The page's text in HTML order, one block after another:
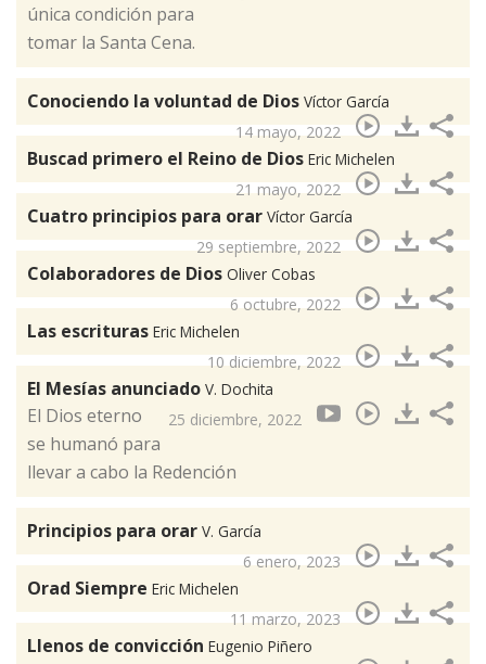
única condición para
tomar la Santa Cena.
Conociendo la voluntad de Dios Víctor García
14 mayo, 2022
Buscad primero el Reino de Dios Eric Michelen
21 mayo, 2022
Cuatro principios para orar Víctor García
29 septiembre, 2022
Colaboradores de Dios Oliver Cobas
6 octubre, 2022
Las escrituras Eric Michelen
10 diciembre, 2022
El Mesías anunciado V. Dochita
25 diciembre, 2022
El Dios eterno
se humanó para
llevar a cabo la Redención
Principios para orar V. García
6 enero, 2023
Orad Siempre Eric Michelen
11 marzo, 2023
Llenos de convicción Eugenio Piñero